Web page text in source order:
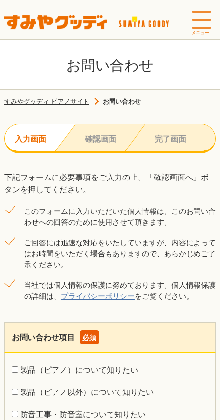
お問い合わせ
すみやグッディ ピアノサイト お問い合わせ
入力画面 確認画面 完了画面
下記フォームに必要事項をご入力の上、「確認画面へ」ボ
タンを押してください。
このフォームに入力いただいた個人情報は、このお問い合
わせへの回答のために使用させて頂きます。
ご回答には迅速な対応をいたしていますが、内容によって
はお時間をいただく場合もありますので、あらかじめご了
承ください。
当社では個人情報の保護に努めております。個人情報保護
の詳細は、 プライバシーポリシーをご覧ください。
お問い合わせ項目 必須
製品（ピアノ）について知りたい
製品（ピアノ以外）について知りたい
防音工事・防音室について知りたい